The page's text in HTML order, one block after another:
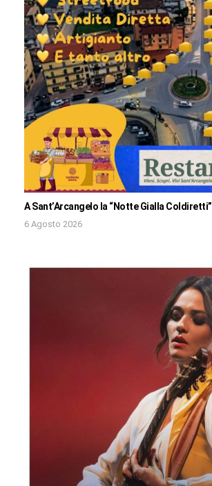
A Sant’Arcangelo la “Notte Gialla Coldiretti”
6 Agosto 2026